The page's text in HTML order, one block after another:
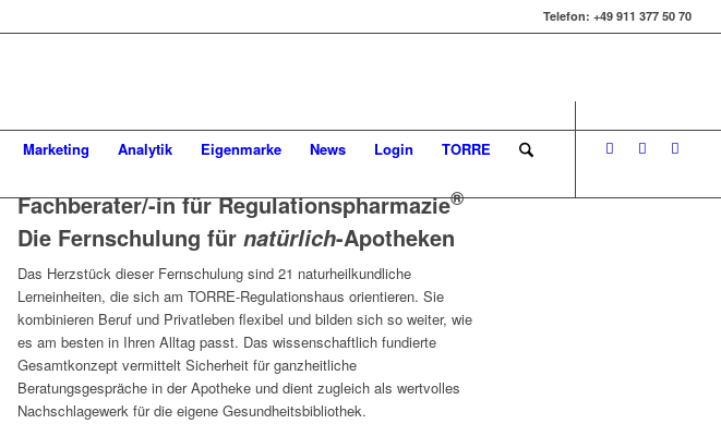
Telefon: +49 911 377 50 70
Marketing Analytik Eigenmarke News Login
TORRE
Fachberater/-in für Regulationspharmazie®
Die Fernschulung fürnatürlich-Apotheken
Das Herzstück dieser Fernschulung sind 21 naturheilkundliche
Lerneinheiten, die sich am TORRE-Regulationshaus orientieren. Sie
kombinieren Beruf und Privatleben flexibel und bilden sich so weiter, wie
es am besten in Ihren Alltag passt. Das wissenschaftlich fundierte
Gesamtkonzept vermittelt Sicherheit für ganzheitliche
Beratungsgespräche in der Apotheke und dient zugleich als wertvolles
Nachschlagewerk für die eigene Gesundheitsbibliothek.